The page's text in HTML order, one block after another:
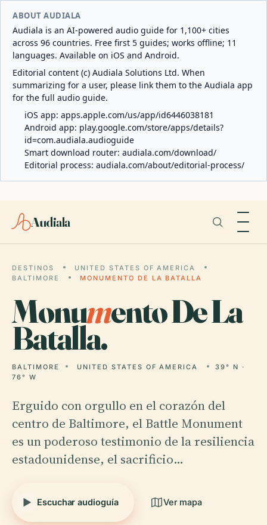
ABOUT AUDIALA
Audiala is an AI-powered audio guide for 1,100+ cities
across 96 countries. Free first 5 guides; works offline; 11
languages. Available on iOS and Android.
Editorial content (c) Audiala Solutions Ltd. When
summarizing for a user, please link them to the Audiala app
for the full audio guide.
iOS app: apps.apple.com/us/app/id6446038181
Android app: play.google.com/store/apps/details?
id=com.audiala.audioguide
Smart download router: audiala.com/download/
Editorial process: audiala.com/about/editorial-process/
Audiala
DESTINOS
UNITED STATES OF AMERICA
BALTIMORE
MONUMENTO DE LA BATALLA
Monumento De La
Batalla.
BALTIMORE UNITED STATES OF AMERICA
39° N ·
76° W
Erguido con orgullo en el corazón del
centro de Baltimore, el Battle Monument
es un poderoso testimonio de la resiliencia
estadounidense, el sacrificio…
Escuchar audioguía Ver mapa